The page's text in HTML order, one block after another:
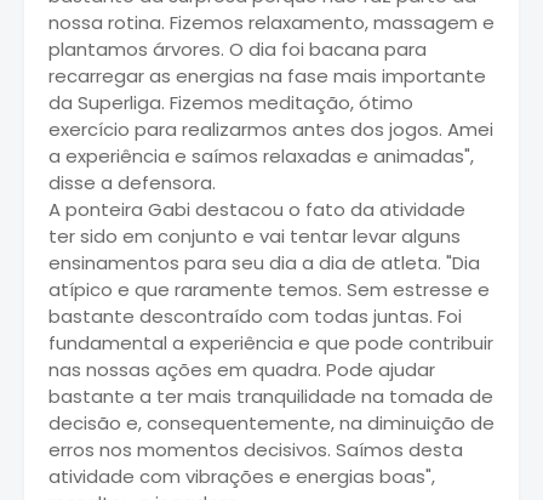
nossa rotina. Fizemos relaxamento, massagem e
plantamos árvores. O dia foi bacana para
recarregar as energias na fase mais importante
da Superliga. Fizemos meditação, ótimo
exercício para realizarmos antes dos jogos. Amei
a experiência e saímos relaxadas e animadas",
disse a defensora.
A ponteira Gabi destacou o fato da atividade
ter sido em conjunto e vai tentar levar alguns
ensinamentos para seu dia a dia de atleta. "Dia
atípico e que raramente temos. Sem estresse e
bastante descontraído com todas juntas. Foi
fundamental a experiência e que pode contribuir
nas nossas ações em quadra. Pode ajudar
bastante a ter mais tranquilidade na tomada de
decisão e, consequentemente, na diminuição de
erros nos momentos decisivos. Saímos desta
atividade com vibrações e energias boas",